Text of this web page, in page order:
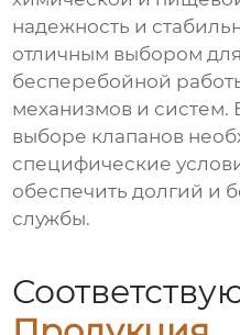
надежность и
отличным выбором
бесперебойной
механизмов и систем.
выборе клапанов
специфические
обеспечить долгий и
службы.